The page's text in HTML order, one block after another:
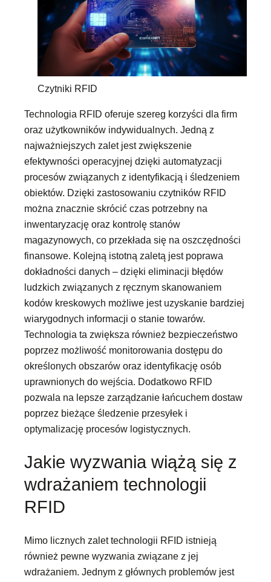
Czytniki RFID
Technologia RFID oferuje szereg korzyści dla firm
oraz użytkowników indywidualnych. Jedną z
najważniejszych zalet jest zwiększenie
efektywności operacyjnej dzięki automatyzacji
procesów związanych z identyfikacją i śledzeniem
obiektów. Dzięki zastosowaniu czytników RFID
można znacznie skrócić czas potrzebny na
inwentaryzację oraz kontrolę stanów
magazynowych, co przekłada się na oszczędności
finansowe. Kolejną istotną zaletą jest poprawa
dokładności danych – dzięki eliminacji błędów
ludzkich związanych z ręcznym skanowaniem
kodów kreskowych możliwe jest uzyskanie bardziej
wiarygodnych informacji o stanie towarów.
Technologia ta zwiększa również bezpieczeństwo
poprzez możliwość monitorowania dostępu do
określonych obszarów oraz identyfikację osób
uprawnionych do wejścia. Dodatkowo RFID
pozwala na lepsze zarządzanie łańcuchem dostaw
poprzez bieżące śledzenie przesyłek i
optymalizację procesów logistycznych.
Jakie wyzwania wiążą się z
wdrażaniem technologii
RFID
Mimo licznych zalet technologii RFID istnieją
również pewne wyzwania związane z jej
wdrażaniem. Jednym z głównych problemów jest